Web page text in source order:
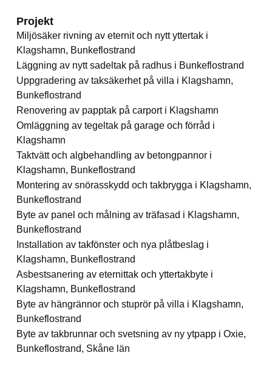
Projekt
Miljösäker rivning av eternit och nytt yttertak i
Klagshamn, Bunkeflostrand
Läggning av nytt sadeltak på radhus i Bunkeflostrand
Uppgradering av taksäkerhet på villa i Klagshamn,
Bunkeflostrand
Renovering av papptak på carport i Klagshamn
Omläggning av tegeltak på garage och förråd i
Klagshamn
Taktvätt och algbehandling av betongpannor i
Klagshamn, Bunkeflostrand
Montering av snörasskydd och takbrygga i Klagshamn,
Bunkeflostrand
Byte av panel och målning av träfasad i Klagshamn,
Bunkeflostrand
Installation av takfönster och nya plåtbeslag i
Klagshamn, Bunkeflostrand
Asbestsanering av eternittak och yttertakbyte i
Klagshamn, Bunkeflostrand
Byte av hängrännor och stuprör på villa i Klagshamn,
Bunkeflostrand
Byte av takbrunnar och svetsning av ny ytpapp i Oxie,
Bunkeflostrand, Skåne län